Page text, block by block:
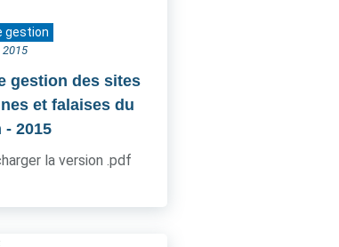
gestion
2015
gestion des sites
et falaises du
- 2015
la version .pdf